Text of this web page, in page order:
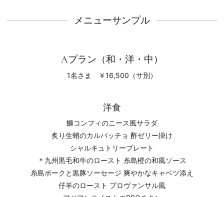
メニューサンプル
Aプラン（和・洋・中）
1名さま ￥16,500（サ別）
洋食
鰤コンフィのニース風サラダ
炙り生蛸のカルパッチョ 酢ゼリー掛け
シャルキュトリープレート
＊九州黒毛和牛のロースト 糸島橙の和風ソース
糸島ポークと黒豚ソーセージ 爽やかなキャベツ添え
仔羊のロースト プロヴァンサル風